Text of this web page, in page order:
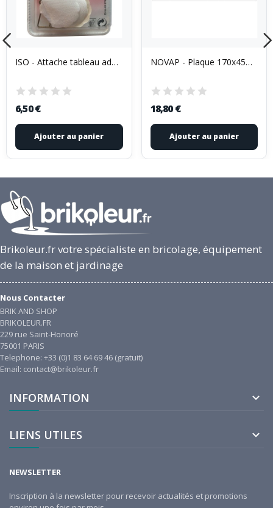
ISO - Attache tableau adhésif blanc x6
6,50 €
Ajouter au panier
NOVAP - Plaque 170x45mm plexi couleur PRIVE sur...
18,80 €
Ajouter au panier
Brikoleur.fr votre spécialiste en bricolage, équipement
de la maison et jardinage
Nous Contacter
BRIK AND SHOP
BRIKOLEUR.FR
229 rue Saint-Honoré
75001 PARIS
Telephone: +33 (0)1 83 64 69 46 (gratuit)
Email: contact@brikoleur.fr
INFORMATION 
LIENS UTILES 
NEWSLETTER
Inscription à la newsletter pour recevoir actualités et promotions